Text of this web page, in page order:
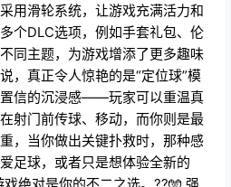
用滑轮系统，让游戏充满活力和
个DLC选项，例如手套礼包、伦
同主题，为游戏增添了更多趣味
，真正令人惊艳的是“定位球”模
信的沉浸感——玩家可以重温真
射门前传球、移动，而你则是最
，当你做出关键扑救时，那种感
足球，或者只是想体验全新的